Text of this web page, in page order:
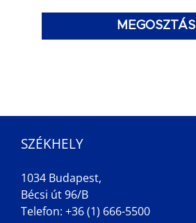
MEGOSZTÁS
SZÉKHELY
1034 Budapest,
Bécsi út 96/B
Telefon: +36 (1) 666-5500